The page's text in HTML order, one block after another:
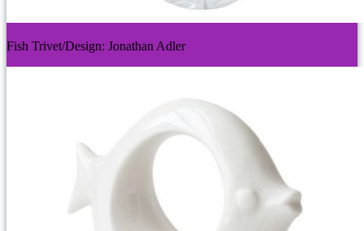
Fish Trivet/Design: Jonathan Adler